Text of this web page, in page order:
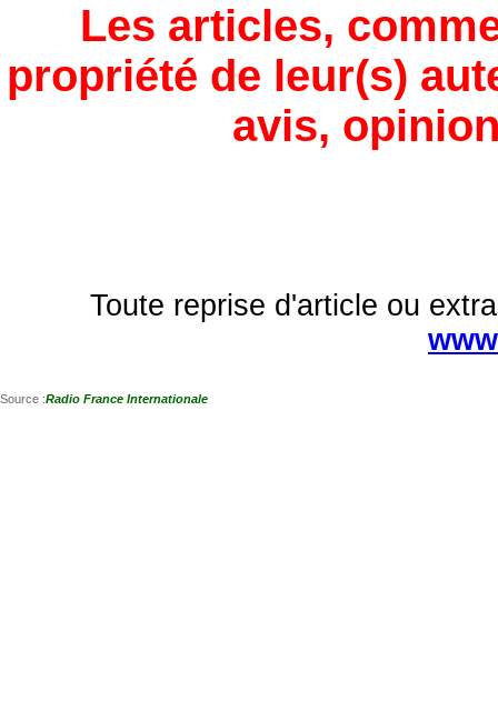
Les articles,
propriété de leur(s)
avis,
Toute reprise d'article ou
Source :Radio France Internationale